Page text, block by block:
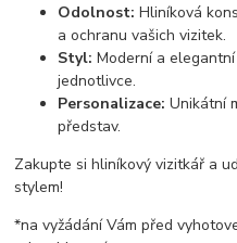
Odolnost: Hliníková
a ochranu vašich vizitek.
Styl: Moderní a
jednotlivce.
Personalizace: Unikátní
představ.
Zakupte si hliníkový vizitkář a
stylem!
*na vyžádání Vám před